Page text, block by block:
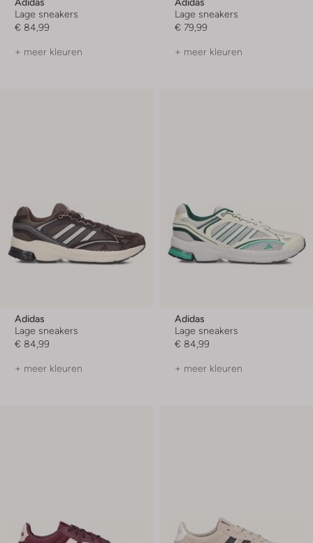
Lage sneakers
€ 84,99
+ meer kleuren
Lage sneakers
€ 79,99
+ meer kleuren
Adidas
Lage sneakers
€ 84,99
+ meer kleuren
Adidas
Lage sneakers
€ 84,99
+ meer kleuren